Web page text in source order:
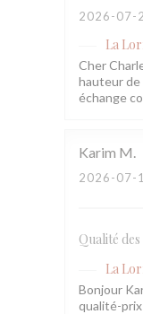
2026-07-
La
Cher
hauteur
échange
Karim M
2026-07-
Qualité
La
Bonjour
qualité-